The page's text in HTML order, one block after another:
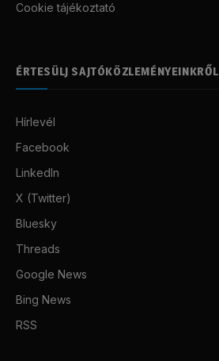
Cookie tájékoztató
ÉRTESÜLJ SAJTÓKÖZLEMÉNYEINKRŐL
Hírlevél
Facebook
LinkedIn
X (Twitter)
Bluesky
Threads
Google News
Bing News
RSS